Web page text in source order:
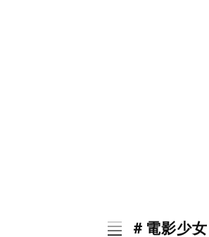
＃電影少女